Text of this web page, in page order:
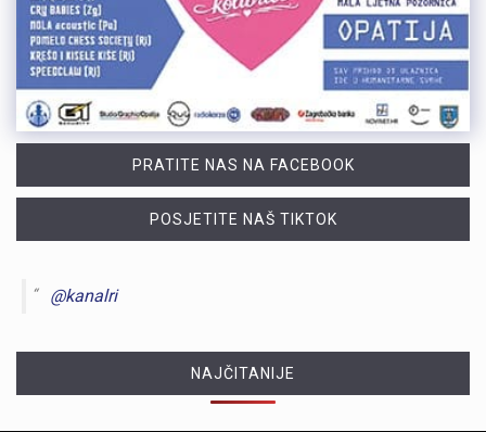
PRATITE NAS NA FACEBOOK
POSJETITE NAŠ TIKTOK
@kanalri
NAJČITANIJE